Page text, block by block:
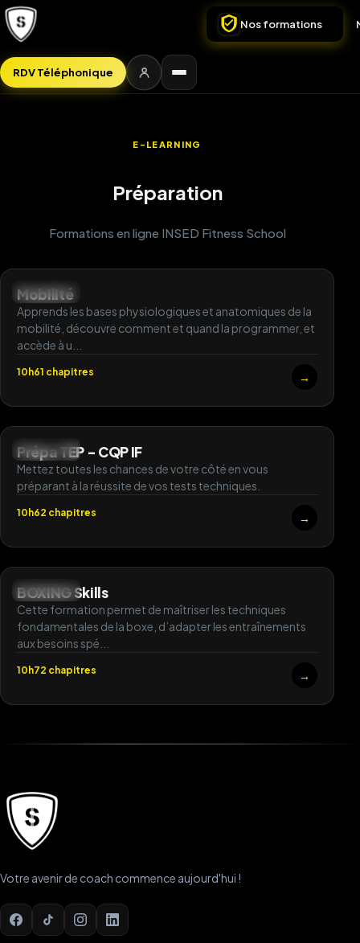
Nos formations
RDV Téléphonique
E-LEARNING
Préparation
Formations en ligne INSED Fitness School
DÉBUTANT
Mobilité
Apprends les bases physiologiques et anatomiques de la
mobilité, découvre comment et quand la programmer, et
accède à u...
10h61 chapitres →
DÉBUTANT
Prépa TEP - CQP IF
Mettez toutes les chances de votre côté en vous
préparant à la réussite de vos tests techniques.
10h62 chapitres →
DÉBUTANT
BOXING Skills
Cette formation permet de maîtriser les techniques
fondamentales de la boxe, d’adapter les entraînements
aux besoins spé...
10h72 chapitres →
Votre avenir de coach commence aujourd'hui !